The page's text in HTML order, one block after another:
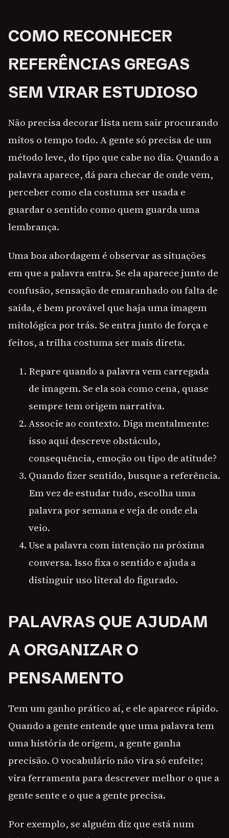
COMO RECONHECER
REFERÊNCIAS GREGAS
SEM VIRAR ESTUDIOSO
Não precisa decorar lista nem sair procurando
mitos o tempo todo. A gente só precisa de um
método leve, do tipo que cabe no dia. Quando a
palavra aparece, dá para checar de onde vem,
perceber como ela costuma ser usada e
guardar o sentido como quem guarda uma
lembrança.
Uma boa abordagem é observar as situações
em que a palavra entra. Se ela aparece junto de
confusão, sensação de emaranhado ou falta de
saída, é bem provável que haja uma imagem
mitológica por trás. Se entra junto de força e
feitos, a trilha costuma ser mais direta.
Repare quando a palavra vem carregada
de imagem. Se ela soa como cena, quase
sempre tem origem narrativa.
Associe ao contexto. Diga mentalmente:
isso aqui descreve obstáculo,
consequência, emoção ou tipo de atitude?
Quando fizer sentido, busque a referência.
Em vez de estudar tudo, escolha uma
palavra por semana e veja de onde ela
veio.
Use a palavra com intenção na próxima
conversa. Isso fixa o sentido e ajuda a
distinguir uso literal do figurado.
PALAVRAS QUE AJUDAM
A ORGANIZAR O
PENSAMENTO
Tem um ganho prático aí, e ele aparece rápido.
Quando a gente entende que uma palavra tem
uma história de origem, a gente ganha
precisão. O vocabulário não vira só enfeite;
vira ferramenta para descrever melhor o que a
gente sente e o que a gente precisa.
Por exemplo, se alguém diz que está num